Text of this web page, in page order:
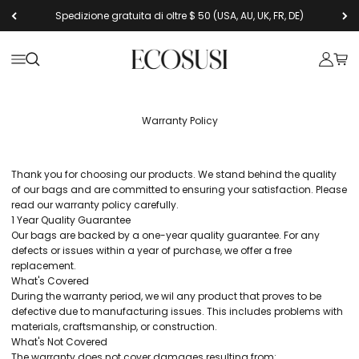
Spedizione gratuita di oltre $ 50 (USA, AU, UK, FR, DE)
Apri il menu di navigazione
Mostra il menu di ricercaEcosusi Mostra
Warranty Policy
Thank you for choosing our products. We stand behind the quality
of our bags and are committed to ensuring your satisfaction. Please
read our warranty policy carefully.
1 Year Quality Guarantee
Our bags are backed by a one-year quality guarantee. For any
defects or issues within a year of purchase, we offer a free
replacement.
What's Covered
During the warranty period, we wil any product that proves to be
defective due to manufacturing issues. This includes problems with
materials, craftsmanship, or construction.
What's Not Covered